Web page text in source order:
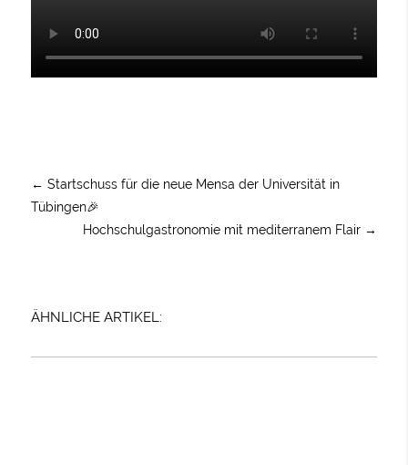
← Startschuss für die neue Mensa der Universität in
Tübingen🎉
Hochschulgastronomie mit mediterranem Flair →
ÄHNLICHE ARTIKEL: